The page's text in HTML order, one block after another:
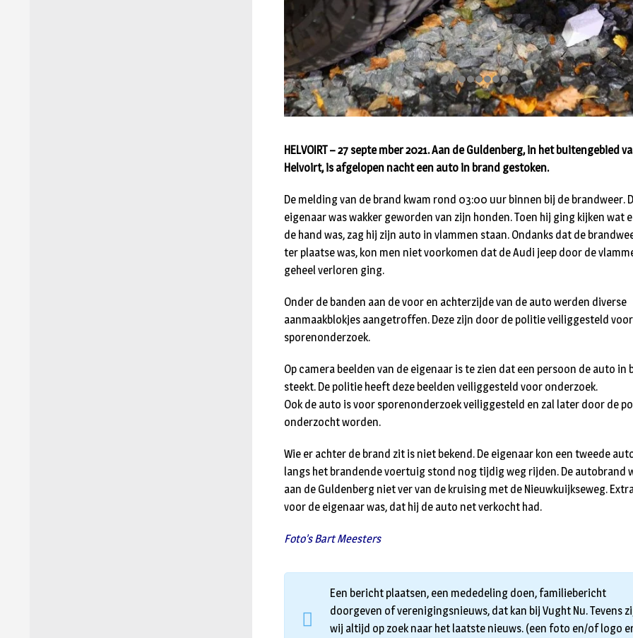
HELVOIRT – 27 septe mber 2021. Aan de Guldenberg, in het buitengebied
Helvoirt, is afgelopen nacht een auto in brand gestoken.
De melding van de brand kwam rond 03:00 uur binnen bij de brandweer.
eigenaar was wakker geworden van zijn honden. Toen hij ging kijken wat
de hand was, zag hij zijn auto in vlammen staan. Ondanks dat de
ter plaatse was, kon men niet voorkomen dat de Audi jeep door de
geheel verloren ging.
Onder de banden aan de voor en achterzijde van de auto werden diverse
aanmaakblokjes aangetroffen. Deze zijn door de politie veiliggesteld voor
sporenonderzoek.
Op camera beelden van de eigenaar is te zien dat een persoon de auto in
steekt. De politie heeft deze beelden veiliggesteld voor onderzoek.
Ook de auto is voor sporenonderzoek veiliggesteld en zal later door de
onderzocht worden.
Wie er achter de brand zit is niet bekend. De eigenaar kon een tweede
langs het brandende voertuig stond nog tijdig weg rijden. De autobrand
aan de Guldenberg niet ver van de kruising met de Nieuwkuijkseweg.
voor de eigenaar was, dat hij de auto net verkocht had.
Foto’s Bart Meesters
Een bericht plaatsen, een mededeling doen, familiebericht
doorgeven of verenigingsnieuws, dat kan bij Vught Nu. Tevens
wij altijd op zoek naar het laatste nieuws. (een foto en/of logo